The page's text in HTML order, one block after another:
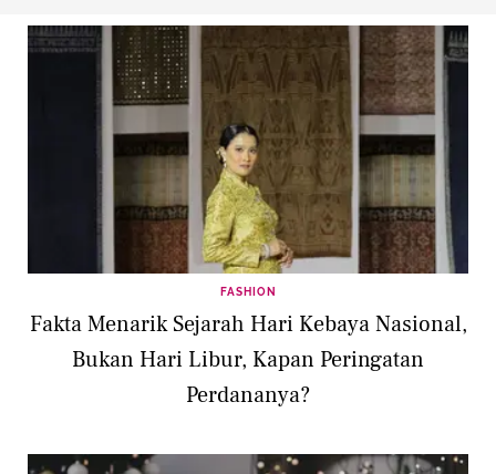
FASHION
Fakta Menarik Sejarah Hari Kebaya Nasional,
Bukan Hari Libur, Kapan Peringatan
Perdananya?